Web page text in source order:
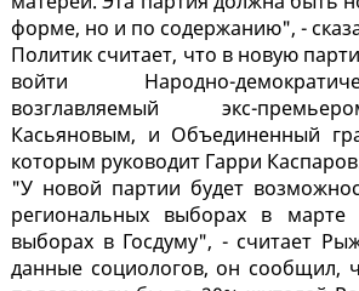
форме, но и по содержанию", -
Политик считает, что в новую
войти Народно-
возглавляемый экс-
Касьяновым, и Объединенный
которым руководит Гарри
"У новой партии будет
региональных выборах в марте
выборах в Госдуму", - считает
данные социологов, он сообщил,